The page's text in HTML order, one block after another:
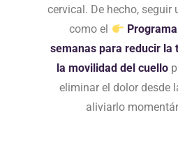
cervical. De hecho, seguir
como el
semanas para reducir la
la movilidad del cuello
eliminar el dolor desde
aliviarlo